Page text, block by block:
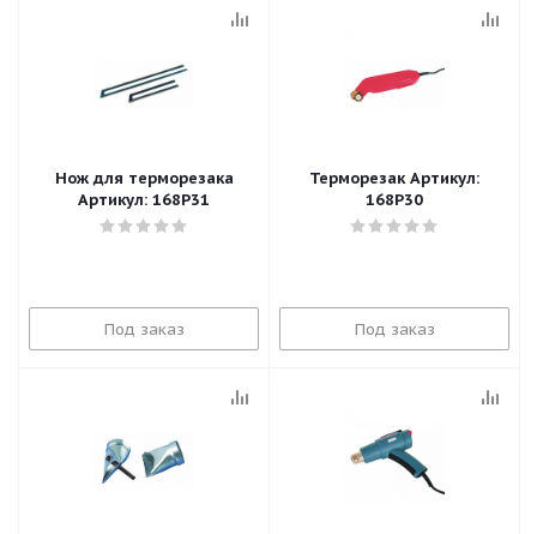
Нож для терморезака
Артикул: 168P31
Под заказ
Терморезак Артикул:
168P30
Под заказ